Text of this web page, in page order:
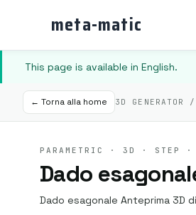
meta-matic
This page is available in English.
← Torna alla home 3D GENERATOR
PARAMETRIC · 3D · STEP ·
Dado
Dado esagonale Anteprima 3D